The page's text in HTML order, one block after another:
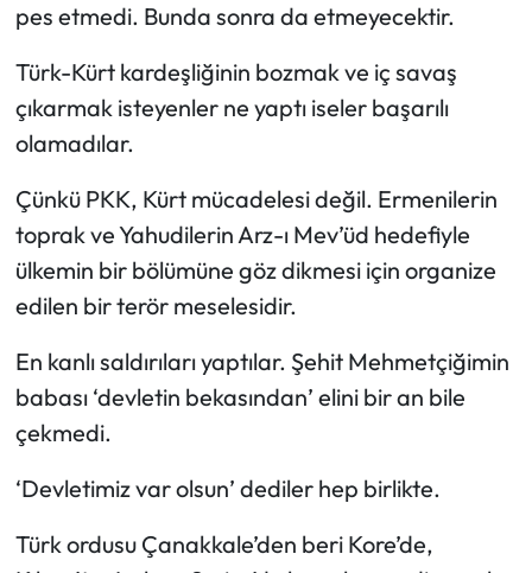
pes etmedi. Bunda sonra da etmeyecektir.
Türk-Kürt kardeşliğinin bozmak ve iç savaş
çıkarmak isteyenler ne yaptı iseler başarılı
olamadılar.
Çünkü PKK, Kürt mücadelesi değil. Ermenilerin
toprak ve Yahudilerin Arz-ı Mev’üd hedefiyle
ülkemin bir bölümüne göz dikmesi için organize
edilen bir terör meselesidir.
En kanlı saldırıları yaptılar. Şehit Mehmetçiğimin
babası ‘devletin bekasından’ elini bir an bile
çekmedi.
‘Devletimiz var olsun’ dediler hep birlikte.
Türk ordusu Çanakkale’den beri Kore’de,